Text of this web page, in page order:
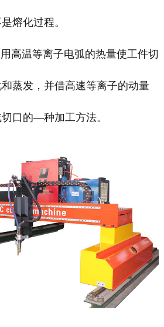
熔化过程。
高温等离子电弧的热量使工件切
蒸发，并借高速等离子的动量
口的—种加工方法。